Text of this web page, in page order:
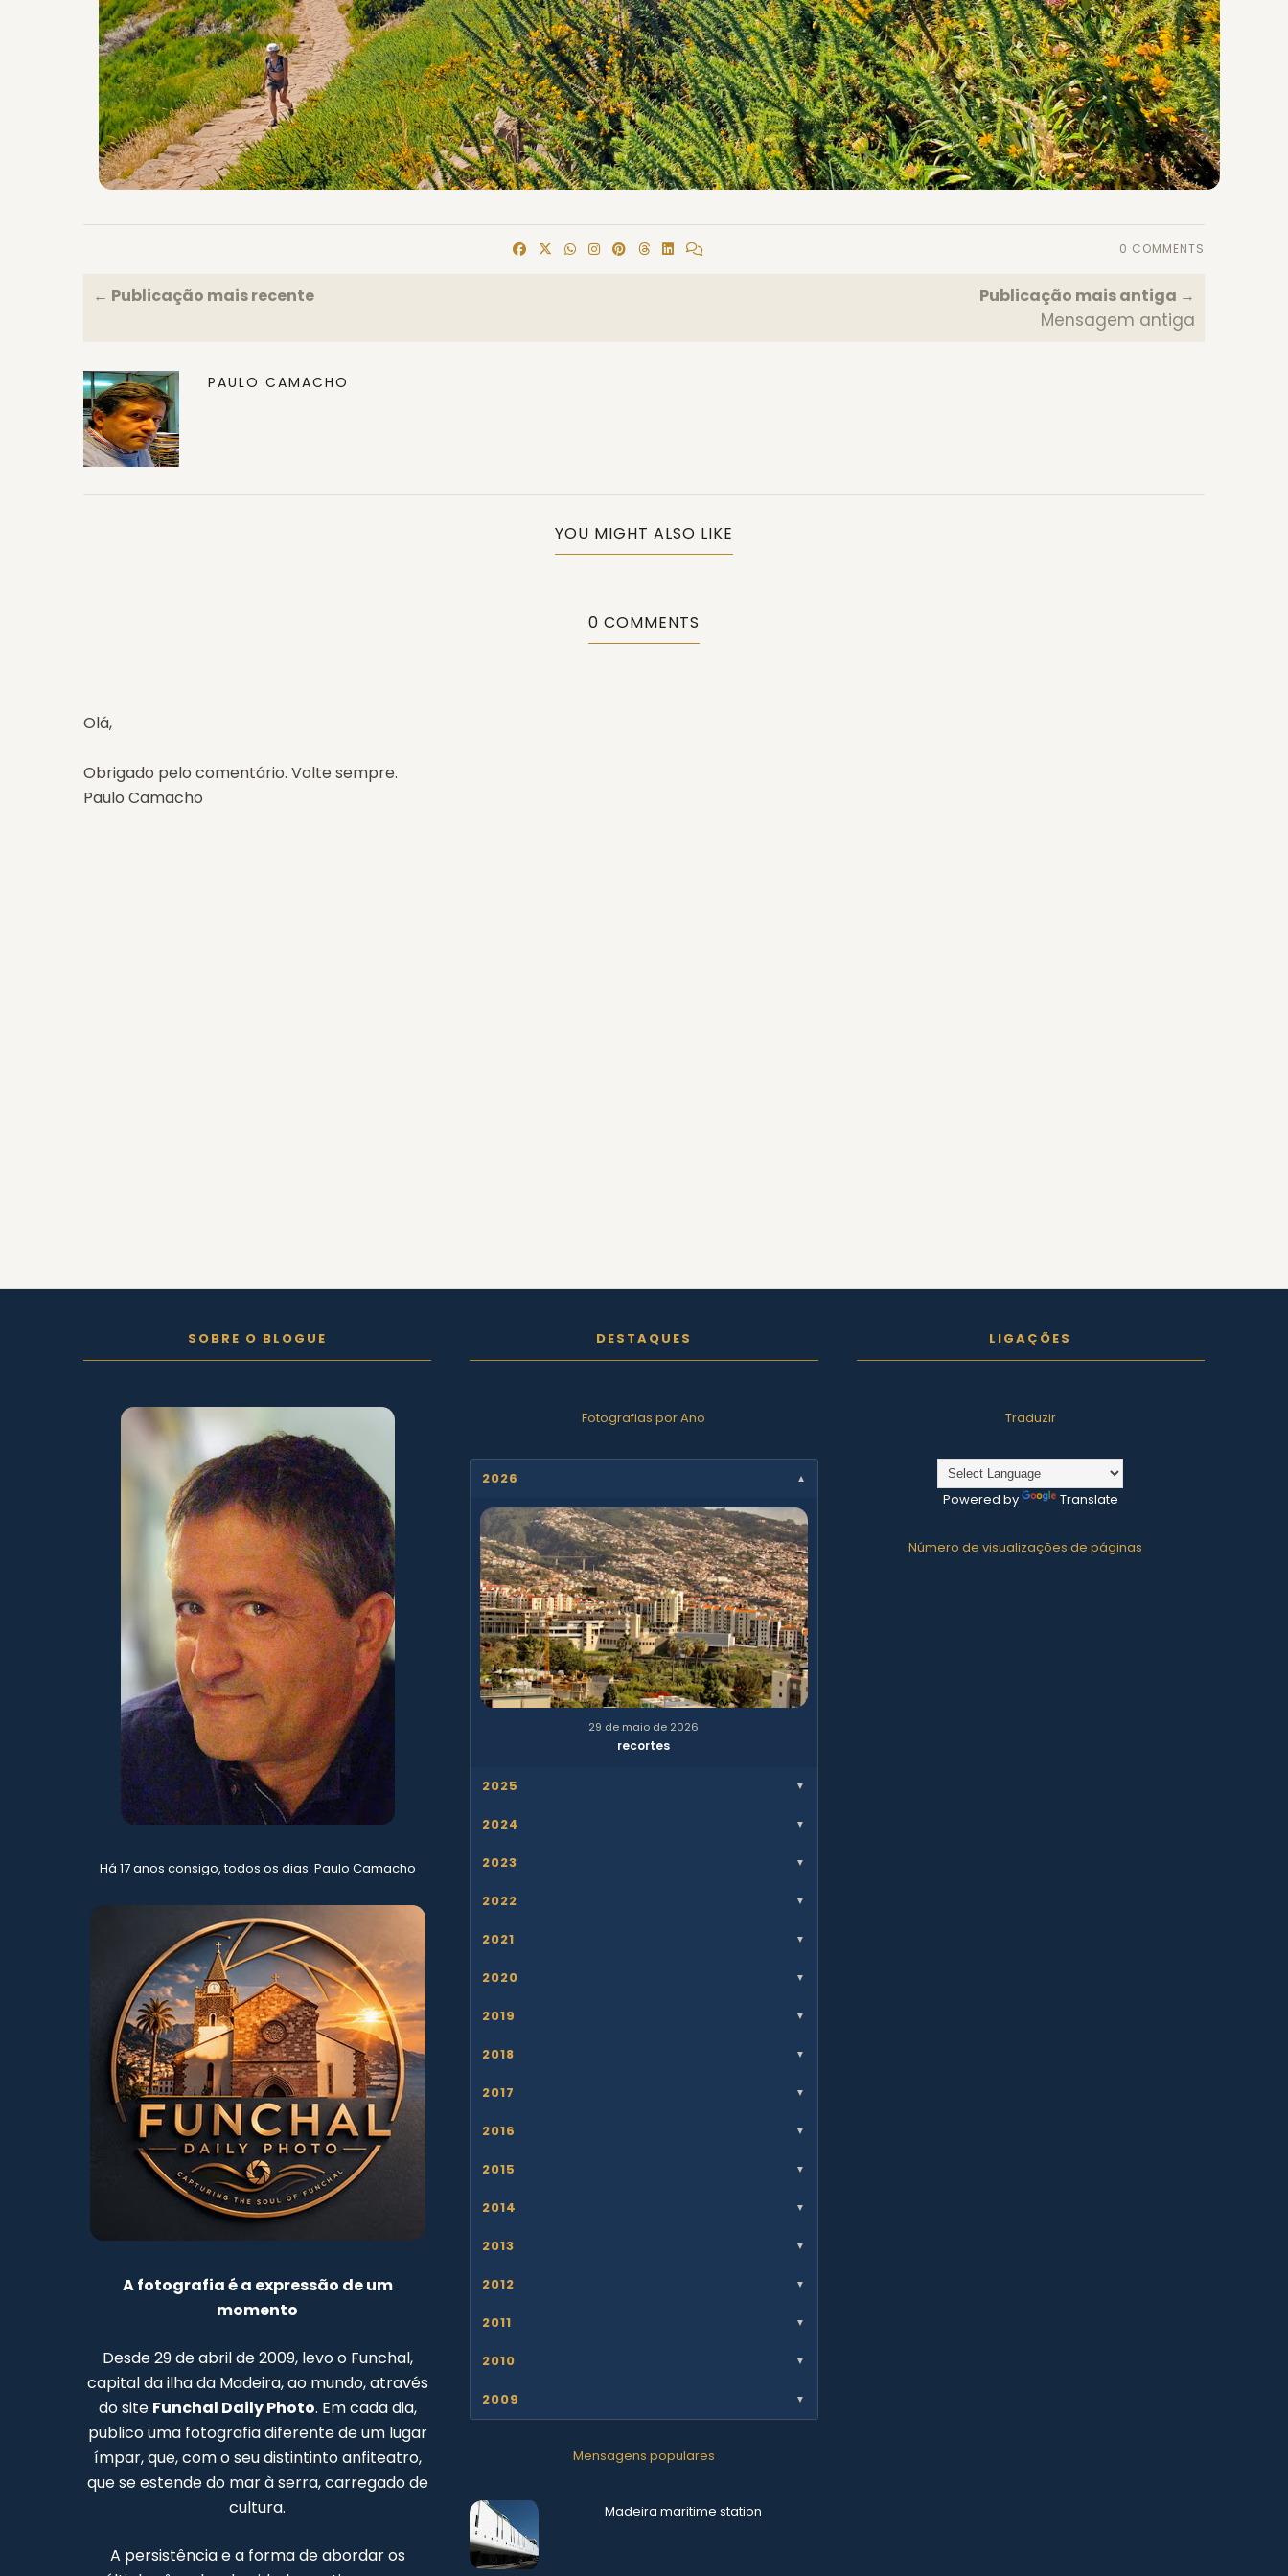
0 COMMENTS
← Publicação mais recente Publicação mais antiga →
Mensagem antiga
PAULO CAMACHO
YOU MIGHT ALSO LIKE
0 COMMENTS
Olá,
Obrigado pelo comentário. Volte sempre.
Paulo Camacho
FOLLOW ON INSTAGRAM SOBRE O BLOGUE
Há 17 anos consigo, todos os dias. Paulo Camacho
A fotografia é a expressão de um
momento
Desde 29 de abril de 2009, levo o Funchal,
capital da ilha da Madeira, ao mundo, através
do site Funchal Daily Photo. Em cada dia,
publico uma fotografia diferente de um lugar
ímpar, que, com o seu distintinto anfiteatro,
que se estende do mar à serra, carregado de
cultura.
A persistência e a forma de abordar os
DESTAQUES
Fotografias por Ano
2026 ▼
29 de maio de 2026
recortes
2025 ▼
2024 ▼
2023 ▼
2022 ▼
2021 ▼
2020 ▼
2019 ▼
2018 ▼
2017 ▼
2016 ▼
2015 ▼
2014 ▼
2013 ▼
2012 ▼
2011 ▼
2010 ▼
2009 ▼
Mensagens populares
Madeira maritime station
LIGAÇÕES
Traduzir
Powered by Translate
Número de visualizações de páginas